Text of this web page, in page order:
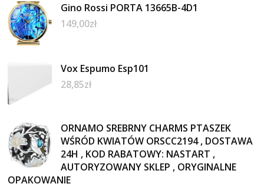
Gino Rossi PORTA 13665B-4D1
149,00zł
Vox Espumo Esp101
28,85zł
ORNAMO SREBRNY CHARMS PTASZEK
WŚRÓD KWIATÓW ORSCC2194 , DOSTAWA
24H , KOD RABATOWY: NASTART ,
AUTORYZOWANY SKLEP , ORYGINALNE
OPAKOWANIE